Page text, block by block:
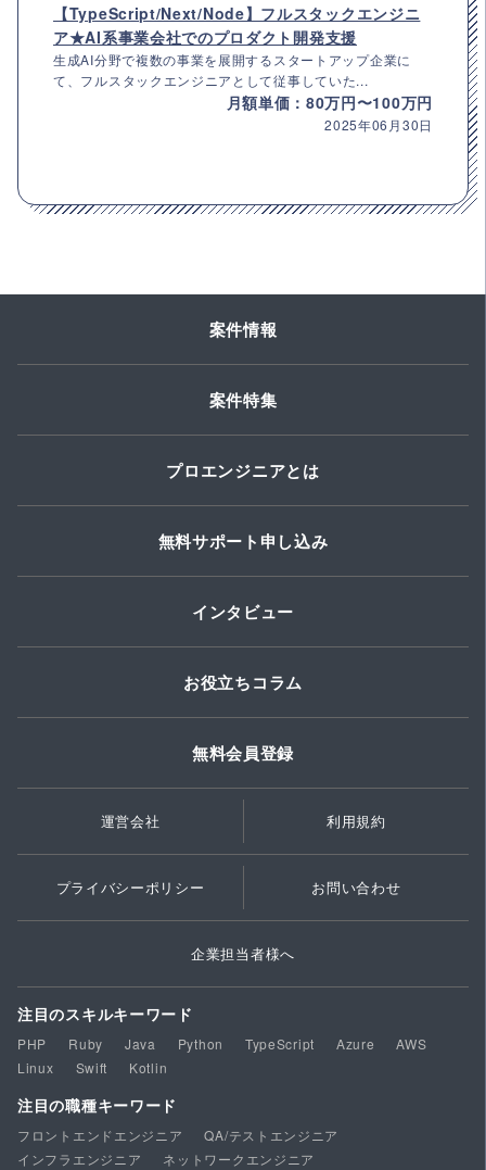
【TypeScript/Next/Node】フルスタックエンジニ
ア★AI系事業会社でのプロダクト開発支援
生成AI分野で複数の事業を展開するスタートアップ企業に
て、フルスタックエンジニアとして従事していた...
月額単価：80万円〜100万円
2025年06月30日
案件情報
案件特集
プロエンジニアとは
無料サポート申し込み
インタビュー
お役立ちコラム
無料会員登録
運営会社 利用規約
プライバシーポリシー お問い合わせ
企業担当者様へ
注目のスキルキーワード
PHP Ruby Java Python TypeScript Azure
AWS
Linux
Swift Kotlin
注目の職種キーワード
フロントエンドエンジニア
QA/テストエンジニア
インフラエンジニア
ネットワークエンジニア